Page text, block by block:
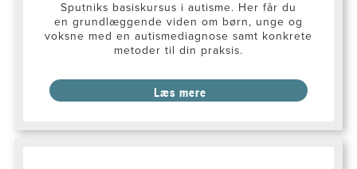
Sputniks basiskursus i autisme. Her får du
en grundlæggende viden om børn, unge og
voksne med en autismediagnose samt konkrete
metoder til din praksis.
Læs mere